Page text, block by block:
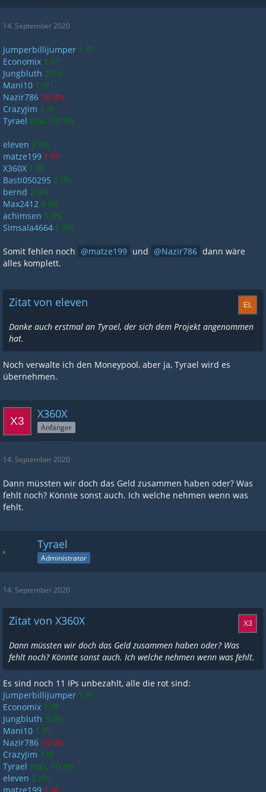
14. September 2020
Jumperbillijumper 1 IP
Economix 1 IP
Jungbluth 3 IPs
Mani10 1 IP
Nazir786 10 IPs
CrazyJim 1 IP
Tyrael max. 10 IPs
eleven 2 IPs
matze199 1 IP
X360X 1 IP
Basti050295 2 IPs
bernd 2 IPs
Max2412 6 IPs
achimsen 5 IPs
Simsala4664 5 IPs
Somit fehlen noch matze199 und Nazir786 dann wäre
alles komplett.
Zitat von eleven
Danke auch erstmal an Tyrael, der sich dem Projekt angenommen
hat.
Noch verwalte ich den Moneypool, aber ja, Tyrael wird es
übernehmen.
X360X
Anfänger
14. September 2020
Dann müssten wir doch das Geld zusammen haben oder? Was
fehlt noch? Könnte sonst auch. Ich welche nehmen wenn was
fehlt.
Tyrael
Administrator
14. September 2020
Zitat von X360X
Dann müssten wir doch das Geld zusammen haben oder? Was
fehlt noch? Könnte sonst auch. Ich welche nehmen wenn was fehlt.
Es sind noch 11 IPs unbezahlt, alle die rot sind:
Jumperbillijumper 1 IP
Economix 1 IP
Jungbluth 3 IPs
Mani10 1 IP
Nazir786 10 IPs
CrazyJim 1 IP
Tyrael max. 10 IPs
eleven 2 IPs